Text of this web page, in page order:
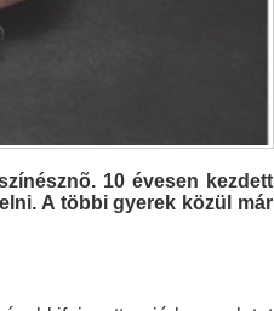
10 évesen kezdett
A többi gyerek közül már